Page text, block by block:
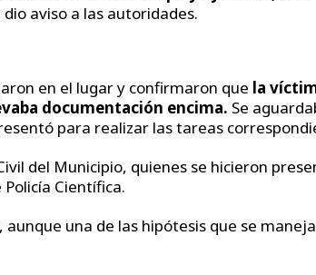
aviso a las autoridades.
en el lugar y confirmaron que la
documentación encima. Se
para realizar las tareas
del Municipio, quienes se hicieron
Científica.
, aunque una de las hipótesis que se